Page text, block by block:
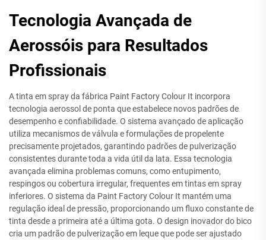
Tecnologia Avançada de
Aerossóis para Resultados
Profissionais
A tinta em spray da fábrica Paint Factory Colour It incorpora
tecnologia aerossol de ponta que estabelece novos padrões de
desempenho e confiabilidade. O sistema avançado de aplicação
utiliza mecanismos de válvula e formulações de propelente
precisamente projetados, garantindo padrões de pulverização
consistentes durante toda a vida útil da lata. Essa tecnologia
avançada elimina problemas comuns, como entupimento,
respingos ou cobertura irregular, frequentes em tintas em spray
inferiores. O sistema da Paint Factory Colour It mantém uma
regulação ideal de pressão, proporcionando um fluxo constante de
tinta desde a primeira até a última gota. O design inovador do bico
cria um padrão de pulverização em leque que pode ser ajustado